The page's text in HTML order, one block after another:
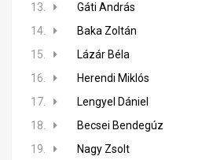
13.
Gáti András
14.
Baka Zoltán
15.
Lázár Béla
16.
Herendi Miklós
17.
Lengyel Dániel
18.
Becsei Bendegúz
19.
Nagy Zsolt